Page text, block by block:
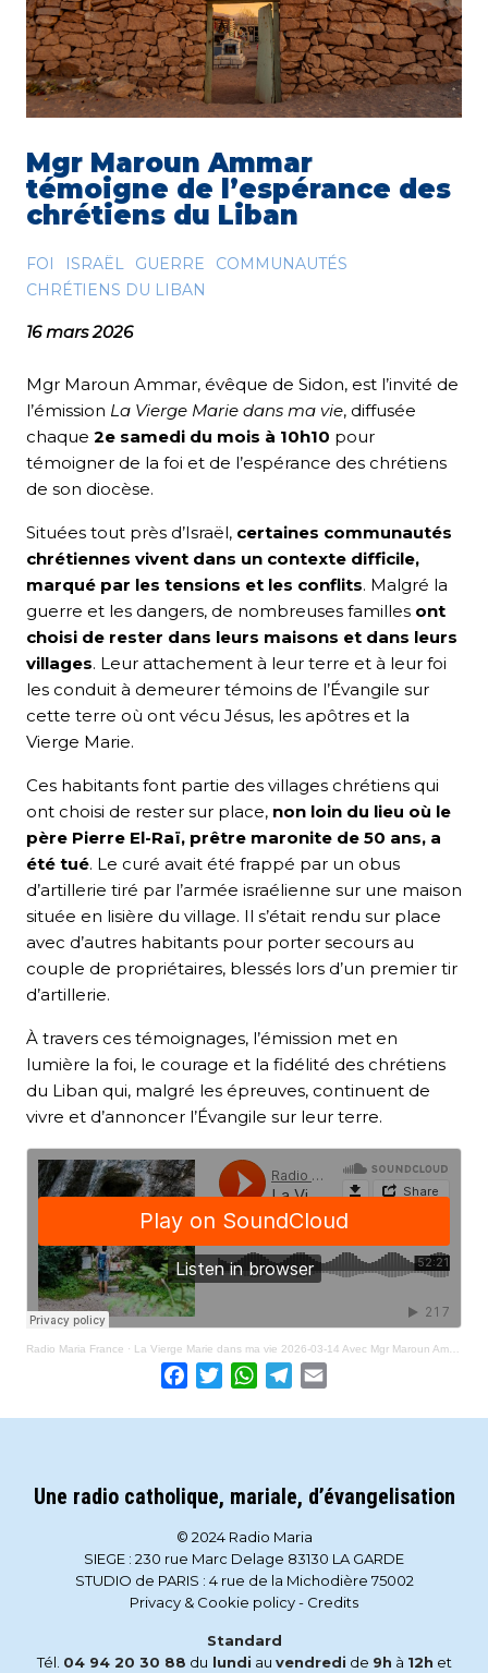
Mgr Maroun Ammar
témoigne de l’espérance des
chrétiens du Liban
FOI ISRAËL GUERRE
COMMUNAUTÉS
CHRÉTIENS DU LIBAN
16 mars 2026
Mgr Maroun Ammar, évêque de Sidon, est l’invité de
l’émission La Vierge Marie dans ma vie, diffusée
chaque 2e samedi du mois à 10h10 pour
témoigner de la foi et de l’espérance des chrétiens
de son diocèse.
Situées tout près d’Israël, certaines communautés
chrétiennes vivent dans un contexte difficile,
marqué par les tensions et les conflits. Malgré la
guerre et les dangers, de nombreuses familles ont
choisi de rester dans leurs maisons et dans leurs
villages. Leur attachement à leur terre et à leur foi
les conduit à demeurer témoins de l’Évangile sur
cette terre où ont vécu Jésus, les apôtres et la
Vierge Marie.
Ces habitants font partie des villages chrétiens qui
ont choisi de rester sur place, non loin du lieu où le
père Pierre El-Raï, prêtre maronite de 50 ans, a
été tué. Le curé avait été frappé par un obus
d’artillerie tiré par l’armée israélienne sur une maison
située en lisière du village. Il s’était rendu sur place
avec d’autres habitants pour porter secours au
couple de propriétaires, blessés lors d’un premier tir
d’artillerie.
À travers ces témoignages, l’émission met en
lumière la foi, le courage et la fidélité des chrétiens
du Liban qui, malgré les épreuves, continuent de
vivre et d’annoncer l’Évangile sur leur terre.
Radio Maria France · La Vierge Marie dans ma vie 2026-03-14 Avec Mgr Maroun Ammar, évêque de Sidon, et Fouad Hassoun
Facebook
TwitterWhatsApp
Telegram
Une radio catholique, mariale, d’évangelisation
© 2024 Radio Maria
SIEGE : 230 rue Marc Delage 83130 LA GARDE
STUDIO de PARIS : 4 rue de la Michodière 75002
Privacy & Cookie policy- Credits
Standard
Tél. 04 94 20 30 88 du lundi au vendredi de 9h à 12h et